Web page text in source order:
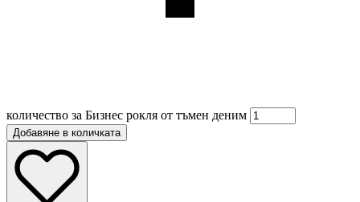
количество за Бизнес рокля от тъмен деним
Добавяне в количката